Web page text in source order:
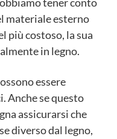
materiale esterno
più costoso, la sua
in legno.
essere
Anche se questo
assicurarsi che
diverso dal legno,